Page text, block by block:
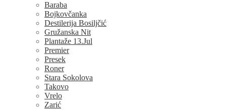
Baraba
Bojkovčanka
Destilerija Bosiljčić
Gružanska Nit
Plantaže 13.Jul
Premier
Presek
Roner
Stara Sokolova
Takovo
Vrelo
Zarić